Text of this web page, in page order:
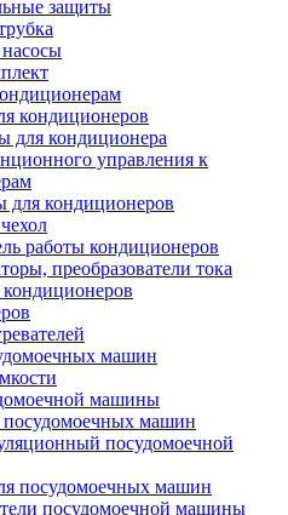
защиты
кондиционеров
для кондиционера
управления к
для кондиционеров
работы кондиционеров
преобразователи тока
машин
машины
машин
посудомоечной
посудомоечных машин
посудомоечной машины